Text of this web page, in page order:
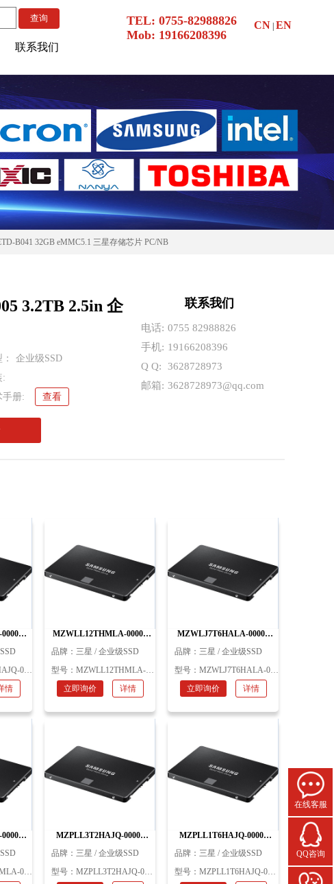
联系我们
TEL: 0755-82988826
Mob: 19166208396
CN | EN
2G6B2 SODIMM DDR4 镁光
B041 32GB eMMC5.1 三星存储芯片 PC/NB
平板 5G
64GB 153ball eMMC5.1 海力士内存条 应
B041 32GB eMMC5.1 三星存储芯片 PC/NB
平板 5G
64GB 153ball eMMC5.1 海力士内存条 应
用医疗
046 AAT:D 8G FBGA LPDDR4 美光
3.2TB 2.5in 企
企业级SSD
:
手册: 查看
联系我们
电话: 0755 82988826
手机: 19166208396
Q Q:
3628728973
邮箱: 3628728973@qq.com
00005
情
MZWLL12THMLA-00005
星
品牌： 三星 / 企业级SSD
型号： MZWLL12THMLA-00005
立即询价
详情
MZWLJ7T6HALA-00007
星
品牌： 三星 / 企业级SSD
型号： MZWLJ7T6HALA-00007
立即询价
详情
00005
MZPLL3T2HAJQ-00005
星PM1725b
品牌： 三星 / 企业级SSD
型号： MZPLL3T2HAJQ-00005
MZPLL1T6HAJQ-00005
星
品牌： 三星 / 企业级SSD
型号： MZPLL1T6HAJQ-00005
在线客服
QQ咨询